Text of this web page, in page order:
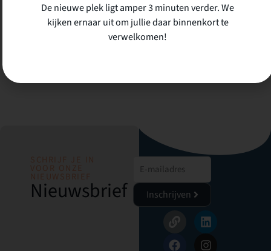
SCHRIJF JE IN
VOOR ONZE
NIEUWSBRIEF
Nieuwsbrief Inschrijven
De nieuwe plek ligt amper 3 minuten verder. We
kijken ernaar uit om jullie daar binnenkort te
verwelkomen!